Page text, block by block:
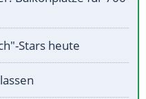
Stars heute